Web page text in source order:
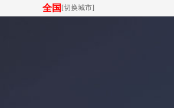
全国 [切换城市]